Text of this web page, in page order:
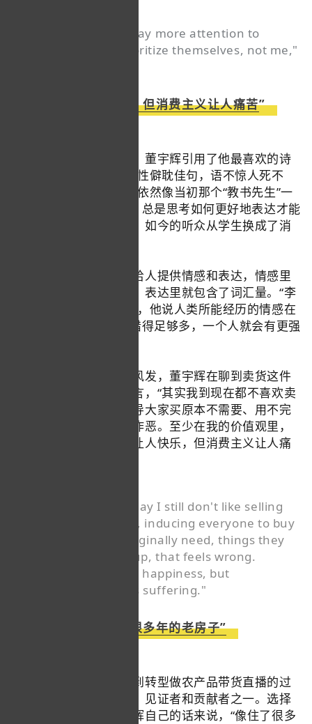
"I want my fans to pay more attention to
themselves and prioritize themselves, not me,"
“消费让人快乐，但消费主义让人痛苦”
聊到自己工作中的乐趣，董宇辉引用了他最喜欢的诗
人杜甫的一句诗，“为人性僻耽佳句，语不惊人死不
休”。在日常工作中，他依然像当初那个“教书先生”一
样，喜欢研究“小金句”，总是思考如何更好地表达才能
让人眼前一亮。只不过，如今的听众从学生换成了消
在董宇辉看来，阅读能给人提供情感和表达，情感里
包括价值观和共情能力，表达里就包含了词汇量。“李
杜文章在，光焰万丈长”，他说人类所能经历的情感在
“那里头”都有，只要涉猎得足够多，一个人就会有更强
相较于聊阅读时的意气风发，董宇辉在聊到卖货这件
事时，稍显严肃。他坦言，“其实我到现在都不喜欢卖
货，实事求是来说，诱导大家买原本不需要、用不完
吃不完的东西，那个是作恶。至少在我的价值观里，
到现在都是作恶。消费让人快乐，但消费主义让人痛
"Actually, until this day I still don't like selling
goods. To be honest, inducing everyone to buy
things they don't originally need, things they
can't use up or eat up, that feels wrong.
Consumption brings happiness, but
consumerism brings suffering."
“像住了很多年的老房子”
新东方从做互联网教育到转型做农产品带货直播的过
程中，董宇辉是亲历者、见证者和贡献者之一。选择
留在东方甄选，按董宇辉自己的话来说，“像住了很多